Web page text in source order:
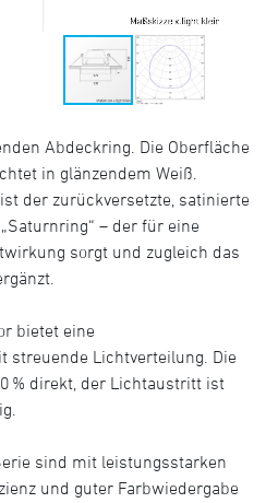
Abdeckring. Die Oberfläche
in glänzendem Weiß.
der zurückversetzte, satinierte
– der für eine
sorgt und zugleich das
bietet eine
streuende Lichtverteilung. Die
% direkt, der Lichtaustritt ist
sind mit leistungsstarken
und guter Farbwiedergabe